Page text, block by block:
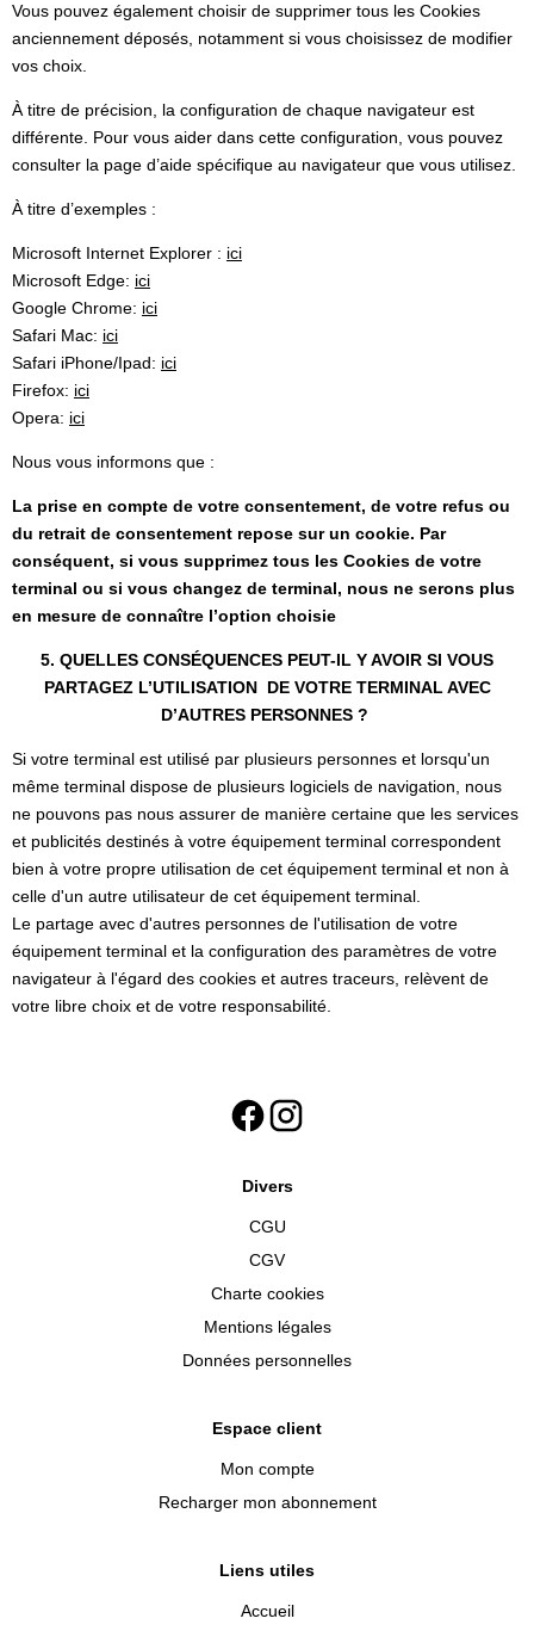
Vous pouvez également choisir de supprimer tous les Cookies
anciennement déposés, notamment si vous choisissez de modifier
vos choix.
À titre de précision, la configuration de chaque navigateur est
différente. Pour vous aider dans cette configuration, vous pouvez
consulter la page d’aide spécifique au navigateur que vous utilisez.
À titre d’exemples :
Microsoft Internet Explorer : ici
Microsoft Edge: ici
Google Chrome: ici
Safari Mac: ici
Safari iPhone/Ipad: ici
Firefox: ici
Opera: ici
Nous vous informons que :
La prise en compte de votre consentement, de votre refus ou
du retrait de consentement repose sur un cookie. Par
conséquent, si vous supprimez tous les Cookies de votre
terminal ou si vous changez de terminal, nous ne serons plus
en mesure de connaître l’option choisie
5. QUELLES CONSÉQUENCES PEUT-IL Y AVOIR SI VOUS
PARTAGEZ L’UTILISATION DE VOTRE TERMINAL AVEC
D’AUTRES PERSONNES ?
Si votre terminal est utilisé par plusieurs personnes et lorsqu'un
même terminal dispose de plusieurs logiciels de navigation, nous
ne pouvons pas nous assurer de manière certaine que les services
et publicités destinés à votre équipement terminal correspondent
bien à votre propre utilisation de cet équipement terminal et non à
celle d'un autre utilisateur de cet équipement terminal.
Le partage avec d'autres personnes de l'utilisation de votre
équipement terminal et la configuration des paramètres de votre
navigateur à l'égard des cookies et autres traceurs, relèvent de
votre libre choix et de votre responsabilité.
Divers
CGU
CGV
Charte cookies
Mentions légales
Données personnelles
Espace client
Mon compte
Recharger mon abonnement
Liens utiles
Accueil